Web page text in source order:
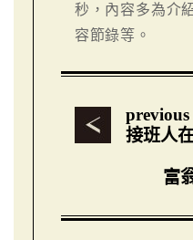
秒，內容多為介
容節錄等。
previous
接班人
富